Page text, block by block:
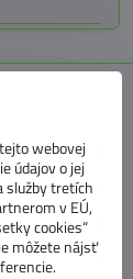
webovej
údajov o jej
služby tretích
v EÚ,
cookies“
môžete nájsť